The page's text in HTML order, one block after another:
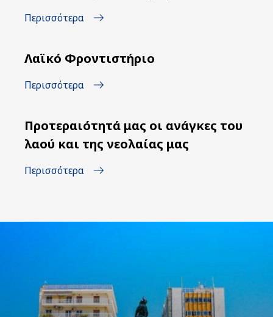
Περισσότερα
Λαϊκό Φροντιστήριο
Περισσότερα
Προτεραιότητά μας οι ανάγκες του
λαού και της νεολαίας μας
Περισσότερα